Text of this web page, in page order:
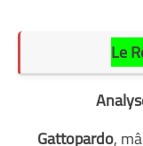
Le
Gattopardo,